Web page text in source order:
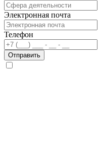
Электронная почта
Телефон
Отправить